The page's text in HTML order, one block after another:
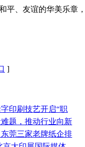
、友谊的华美乐章
]
印刷技艺开启“职
题，推动行业向新
莞三家老牌纸企排